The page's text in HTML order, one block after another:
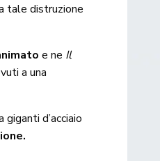
tale distruzione
e ne Il
a una
d’acciaio